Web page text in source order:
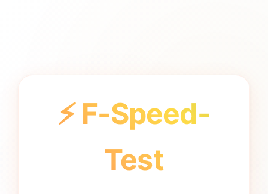
⚡ F-Speed-
Test